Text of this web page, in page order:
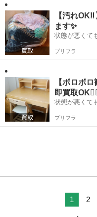
ます。
【汚れ
ます✨
状態が悪くて
プリフラ
【ボロボ
即買取
状態が悪くて
プリフラ
1 2